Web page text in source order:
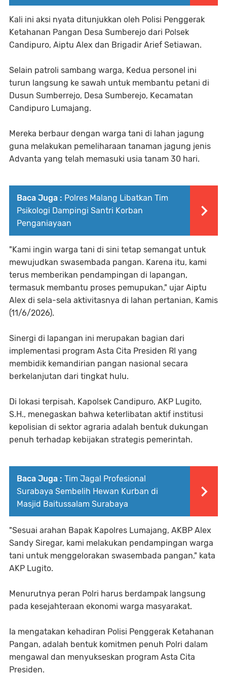
Kali ini aksi nyata ditunjukkan oleh Polisi Penggerak
Ketahanan Pangan Desa Sumberejo dari Polsek
Candipuro, Aiptu Alex dan Brigadir Arief Setiawan.
Selain patroli sambang warga, Kedua personel ini
turun langsung ke sawah untuk membantu petani di
Dusun Sumberrejo, Desa Sumberejo, Kecamatan
Candipuro Lumajang.
Mereka berbaur dengan warga tani di lahan jagung
guna melakukan pemeliharaan tanaman jagung jenis
Advanta yang telah memasuki usia tanam 30 hari.
Baca Juga : Polres Malang Libatkan Tim
Psikologi Dampingi Santri Korban
Penganiayaan
"Kami ingin warga tani di sini tetap semangat untuk
mewujudkan swasembada pangan. Karena itu, kami
terus memberikan pendampingan di lapangan,
termasuk membantu proses pemupukan," ujar Aiptu
Alex di sela-sela aktivitasnya di lahan pertanian, Kamis
(11/6/2026).
Sinergi di lapangan ini merupakan bagian dari
implementasi program Asta Cita Presiden RI yang
membidik kemandirian pangan nasional secara
berkelanjutan dari tingkat hulu.
Di lokasi terpisah, Kapolsek Candipuro, AKP Lugito,
S.H., menegaskan bahwa keterlibatan aktif institusi
kepolisian di sektor agraria adalah bentuk dukungan
penuh terhadap kebijakan strategis pemerintah.
Baca Juga : Tim Jagal Profesional
Surabaya Sembelih Hewan Kurban di
Masjid Baitussalam Surabaya
"Sesuai arahan Bapak Kapolres Lumajang, AKBP Alex
Sandy Siregar, kami melakukan pendampingan warga
tani untuk menggelorakan swasembada pangan," kata
AKP Lugito.
Menurutnya peran Polri harus berdampak langsung
pada kesejahteraan ekonomi warga masyarakat.
Ia mengatakan kehadiran Polisi Penggerak Ketahanan
Pangan, adalah bentuk komitmen penuh Polri dalam
mengawal dan menyukseskan program Asta Cita
Presiden.